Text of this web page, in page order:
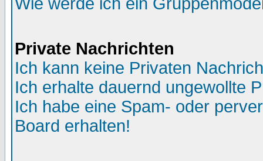
Private Nachrichten
Ich kann keine Privaten
Ich erhalte dauernd ungewollte
Ich habe eine Spam- oder
Board erhalten!